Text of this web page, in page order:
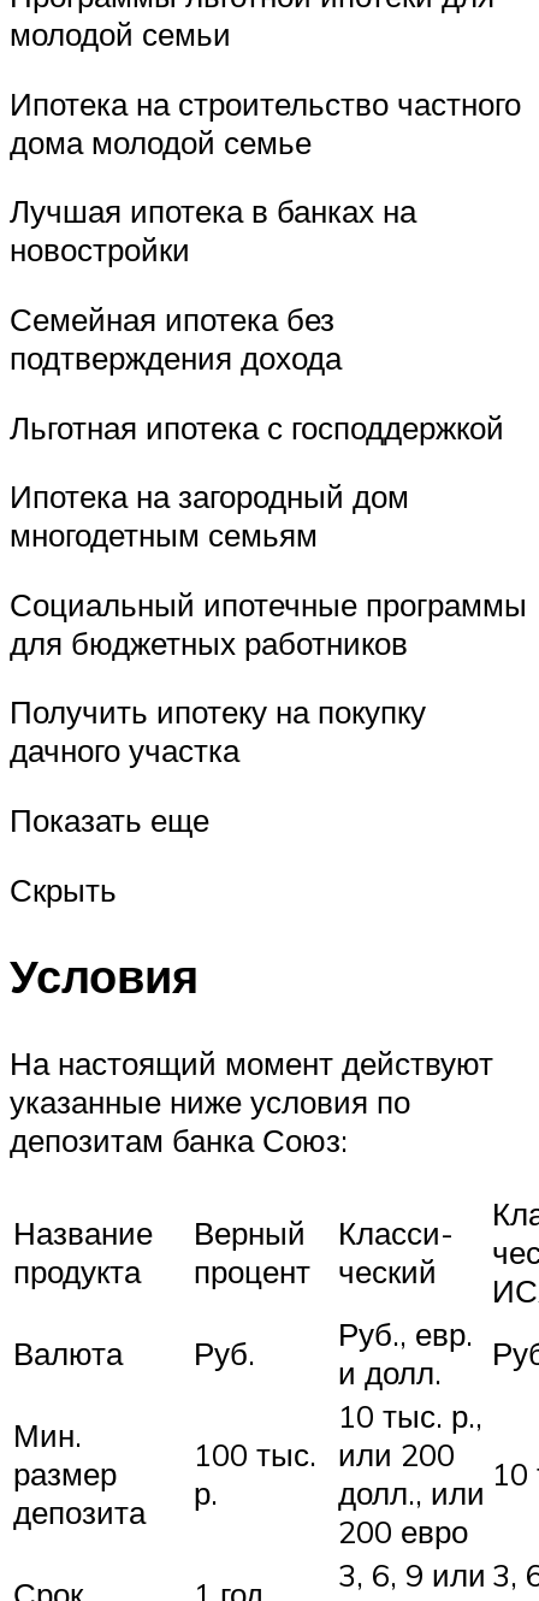
молодой семьи
Ипотека на строительство частного
дома молодой семье
Лучшая ипотека в банках на
новостройки
Семейная ипотека без
подтверждения дохода
Льготная ипотека с господдержкой
Ипотека на загородный дом
многодетным семьям
Социальный ипотечные программы
для бюджетных работников
Получить ипотеку на покупку
дачного участка
Показать еще
Скрыть
Условия
На настоящий момент действуют
указанные ниже условия по
депозитам банка Союз:
Название
продукта
Верный
процент
Класси-
ческий
Валюта
Руб.
Руб., евр.
и долл.
Мин.
размер
депозита
100 тыс.
р.
10 тыс. р.,
или 200
долл., или
200 евро
10
3, 6, 9 или 3,